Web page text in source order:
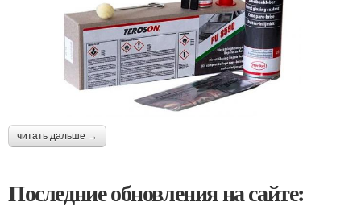
читать дальше →
Последние обновления на сайте: